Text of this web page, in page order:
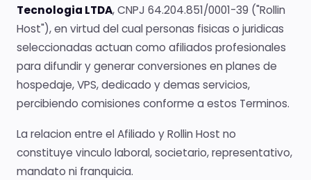
Tecnologia LTDA, CNPJ 64.204.851/0001-39 ("Rollin
Host"), en virtud del cual personas fisicas o juridicas
seleccionadas actuan como afiliados profesionales
para difundir y generar conversiones en planes de
hospedaje, VPS, dedicado y demas servicios,
percibiendo comisiones conforme a estos Terminos.
La relacion entre el Afiliado y Rollin Host no
constituye vinculo laboral, societario, representativo,
mandato ni franquicia.